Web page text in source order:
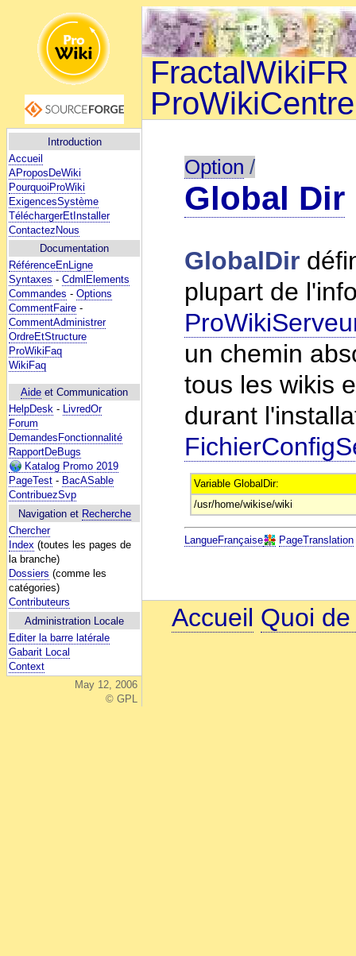
Introduction
Accueil
AProposDeWiki
PourquoiProWiki
ExigencesSystème
TéléchargerEtInstaller
ContactezNous
Documentation
RéférenceEnLigne
Syntaxes - CdmlElements
Commandes - Options
CommentFaire -
CommentAdministrer
OrdreEtStructure
ProWikiFaq
WikiFaq
Aide et Communication
HelpDesk - LivredOr
Forum
DemandesFonctionnalité
RapportDeBugs
Katalog Promo 2019
PageTest - BacASable
ContribuezSvp
Navigation et Recherche
Chercher
Index (toutes les pages de
la branche)
Dossiers (comme les
catégories)
Contributeurs
Administration Locale
Editer la barre latérale
Gabarit Local
Context
May 12, 2006
© GPL
FractalWikiFR
ProWikiCentre
Option /
Global Dir
GlobalDir
plupart de
un chemin
tous les wikis
durant
Variable GlobalDir:
/usr/home/wikise/wiki
LangueFrançaise PageTranslation
Accueil Quoi